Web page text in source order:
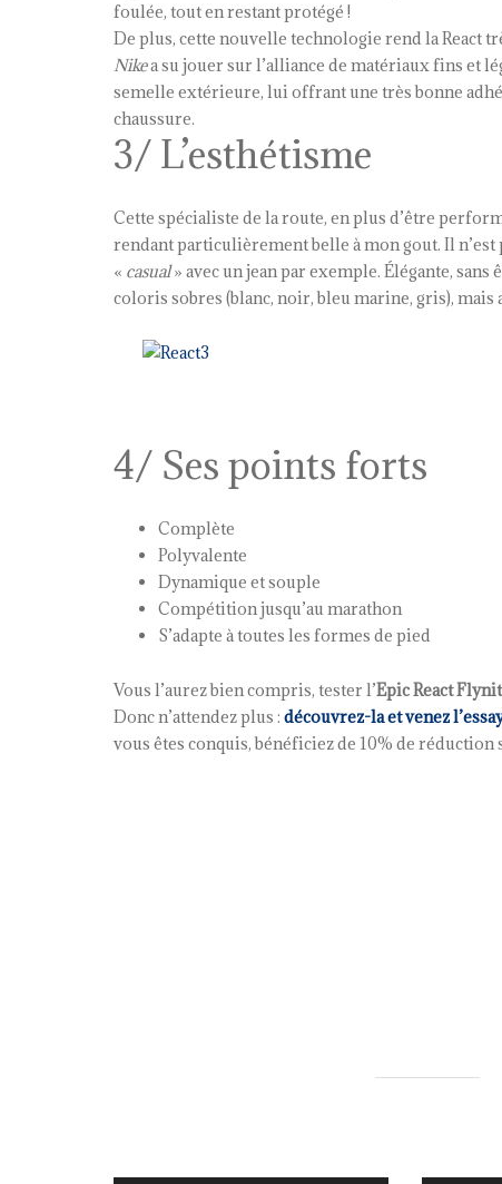
foulée, tout en restant protégé !
De plus, cette nouvelle technologie rend la React
Nikea su jouer sur l’alliance de matériaux fins et
semelle extérieure, lui offrant une très bonne
chaussure.
3/ L’esthétisme
Cette spécialiste de la route, en plus d’être
rendant particulièrement belle à mon gout. Il
« casual» avec un jean par exemple. Élégante, sans
coloris sobres (blanc, noir, bleu marine, gris),
4/ Ses points forts
Complète
Polyvalente
Dynamique et souple
Compétition jusqu’au marathon
S’adapte à toutes les formes de pied
Vous l’aurez bien compris, tester l’Epic React
Donc n’attendez plus : découvrez-la et venez
vous êtes conquis, bénéficiez de 10% de